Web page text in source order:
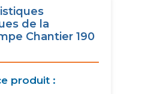
de la
Chantier 190
produit :